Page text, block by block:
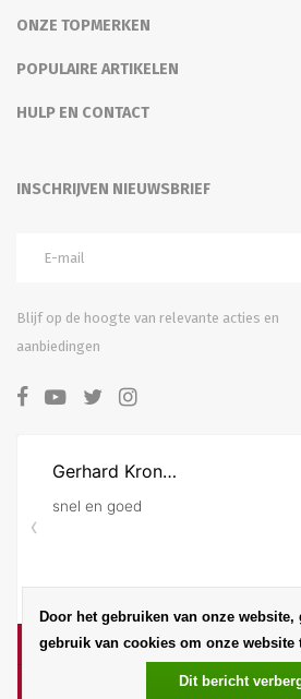
ONZE TOPMERKEN
POPULAIRE ARTIKELEN
HULP EN CONTACT
INSCHRIJVEN NIEUWSBRIEF
Blijf op de hoogte van relevante acties en
aanbiedingen
Door het gebruiken van onze
gebruik van cookies om onze website
Dit bericht